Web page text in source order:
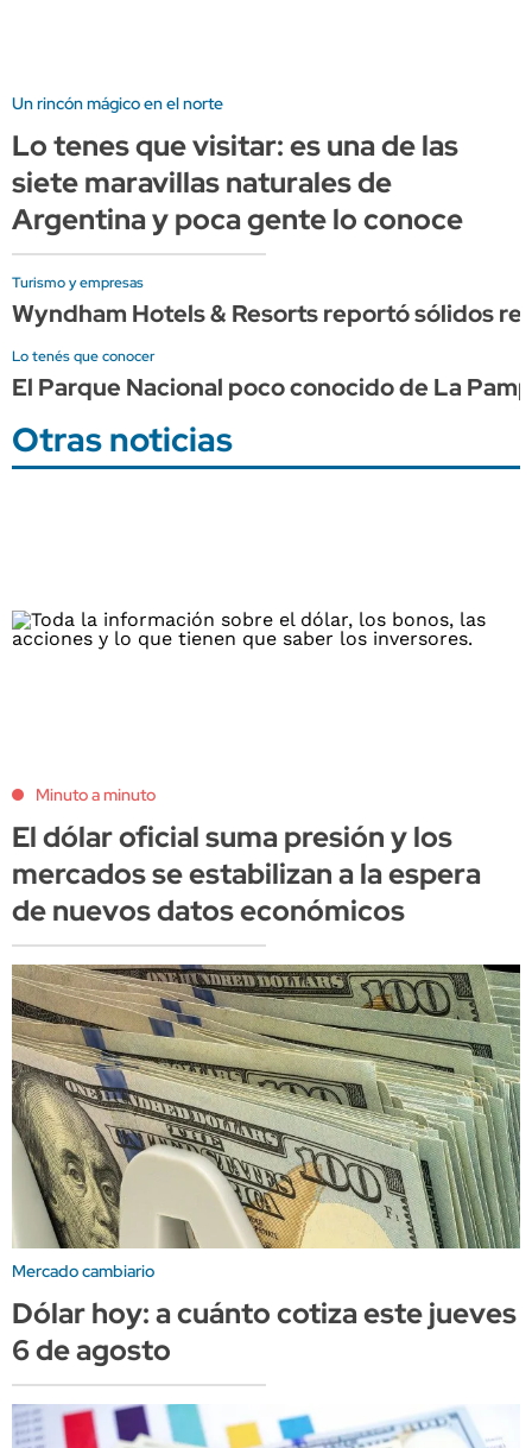
Un rincón mágico en el norte
Lo tenes que visitar: es una de las
siete maravillas naturales de
Argentina y poca gente lo conoce
Turismo y empresas
Wyndham Hotels & Resorts reportó sólidos
Lo tenés que conocer
El Parque Nacional poco conocido de La
Otras noticias
Minuto a minuto
El dólar oficial suma presión y los
mercados se estabilizan a la espera
de nuevos datos económicos
Mercado cambiario
Dólar hoy: a cuánto cotiza este jueves
6 de agosto